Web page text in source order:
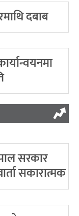
दबाब
सरकार
सकारात्मक